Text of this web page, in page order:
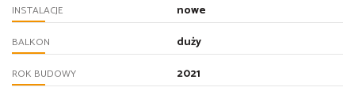
INSTALACJE nowe
BALKON duży
ROK BUDOWY 2021